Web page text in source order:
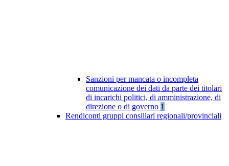
Sanzioni per mancata o incompleta
comunicazione dei dati da parte dei titolari
di incarichi politici, di amministrazione, di
direzione o di governo 1
Rendiconti gruppi consiliari regionali/provinciali